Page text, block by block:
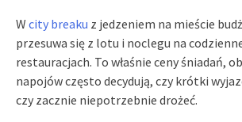
W city breaku z jedzeniem na mieście
przesuwa się z lotu i noclegu na
restauracjach. To właśnie ceny śniadań,
napojów często decydują, czy krótki
czy zacznie niepotrzebnie drożeć.